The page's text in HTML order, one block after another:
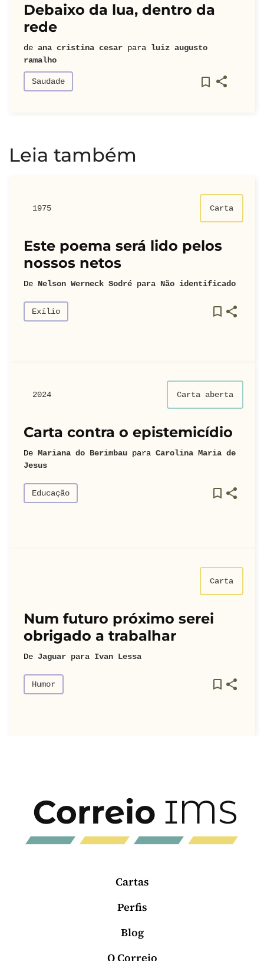
Debaixo da lua, dentro da
rede
de ana cristina cesar para luiz augusto
ramalho
Saudade
Leia também
1975 Carta
Este poema será lido pelos
nossos netos
De Nelson Werneck Sodré para Não identificado
Exílio
2024 Carta aberta
Carta contra o epistemicídio
De Mariana do Berimbau para Carolina Maria de
Jesus
Educação
Carta
Num futuro próximo serei
obrigado a trabalhar
De Jaguar para Ivan Lessa
Humor
Cartas
Perfis
Blog
O Correio